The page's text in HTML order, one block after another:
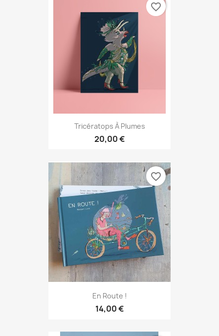
Tricératops À Plumes
20,00 €
favorite_border
En Route !
14,00 €
favorite_border